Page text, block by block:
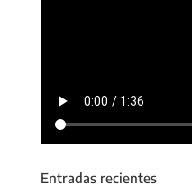
Entradas recientes